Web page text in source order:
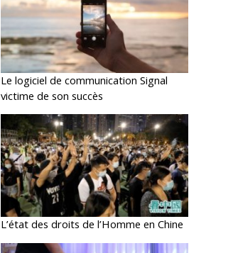
Le logiciel de communication Signal
victime de son succès
L’état des droits de l’Homme en Chine